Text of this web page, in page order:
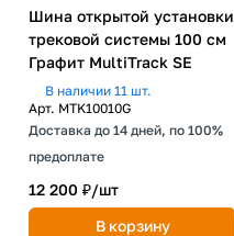
Шина открытой установки
трековой системы 100 см
Графит MultiTrack SE
В наличии 11 шт.
Арт. MTK10010G
Доставка до 14 дней, по 100%
предоплате
12 200 ₽/шт
В корзину